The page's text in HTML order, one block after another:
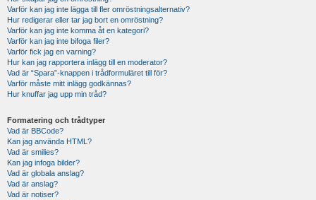
Varför kan jag inte lägga till fler omröstningsalternativ?
Hur redigerar eller tar jag bort en omröstning?
Varför kan jag inte komma åt en kategori?
Varför kan jag inte bifoga filer?
Varför fick jag en varning?
Hur kan jag rapportera inlägg till en moderator?
Vad är “Spara”-knappen i trådformuläret till för?
Varför måste mitt inlägg godkännas?
Hur knuffar jag upp min tråd?
Formatering och trådtyper
Vad är BBCode?
Kan jag använda HTML?
Vad är smilies?
Kan jag infoga bilder?
Vad är globala anslag?
Vad är anslag?
Vad är notiser?